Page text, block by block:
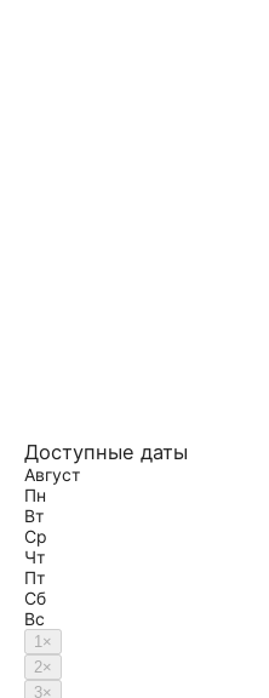
Доступные даты
Август
Пн
Вт
Ср
Чт
Пт
Сб
Вс
1×
2×
3×